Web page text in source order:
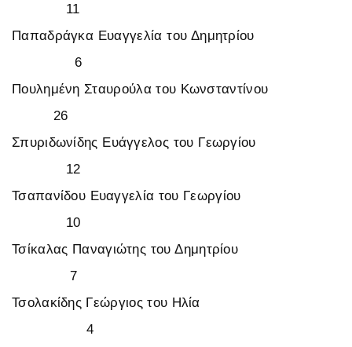
11
Παπαδράγκα Ευαγγελία του Δημητρίου
6
Πουλημένη Σταυρούλα του Κωνσταντίνου
26
Σπυριδωνίδης Ευάγγελος του Γεωργίου
12
Τσαπανίδου Ευαγγελία του Γεωργίου
10
Τσίκαλας Παναγιώτης του Δημητρίου
7
Τσολακίδης Γεώργιος του Ηλία
4